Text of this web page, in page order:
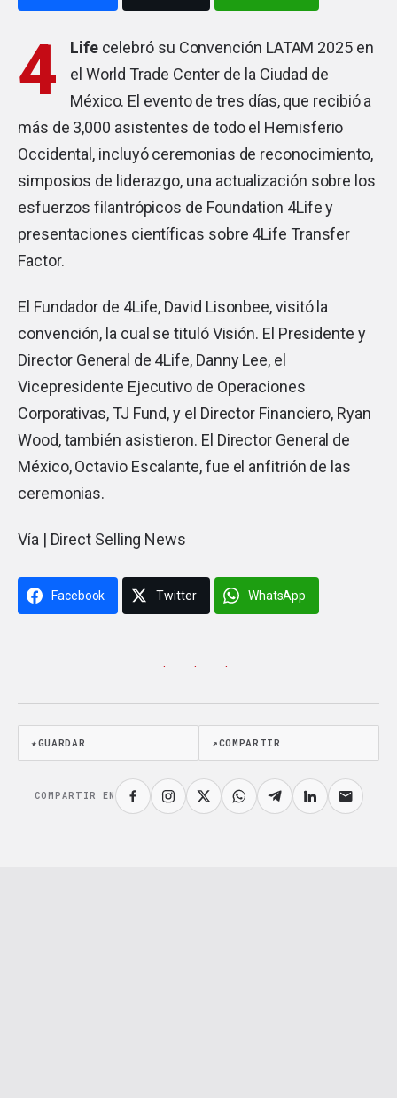
4 Lifecelebró su Convención LATAM 2025 en
el World Trade Center de la Ciudad de
México. El evento de tres días, que recibió a
más de 3,000 asistentes de todo el Hemisferio
Occidental, incluyó ceremonias de reconocimiento,
simposios de liderazgo, una actualización sobre los
esfuerzos filantrópicos de Foundation 4Life y
presentaciones científicas sobre 4Life Transfer
Factor.
El Fundador de 4Life, David Lisonbee, visitó la
convención, la cual se tituló Visión. El Presidente y
Director General de 4Life, Danny Lee, el
Vicepresidente Ejecutivo de Operaciones
Corporativas, TJ Fund, y el Director Financiero, Ryan
Wood, también asistieron. El Director General de
México, Octavio Escalante, fue el anfitrión de las
ceremonias.
Vía | Direct Selling News
Facebook Twitter WhatsApp
· · ·
★GUARDAR ↗COMPARTIR
COMPARTIR EN